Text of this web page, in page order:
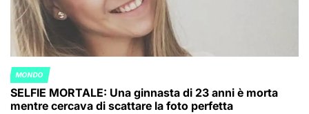
POSTED
IN
MONDO
SELFIE MORTALE: Una ginnasta di 23 anni è morta
mentre cercava di scattare la foto perfetta